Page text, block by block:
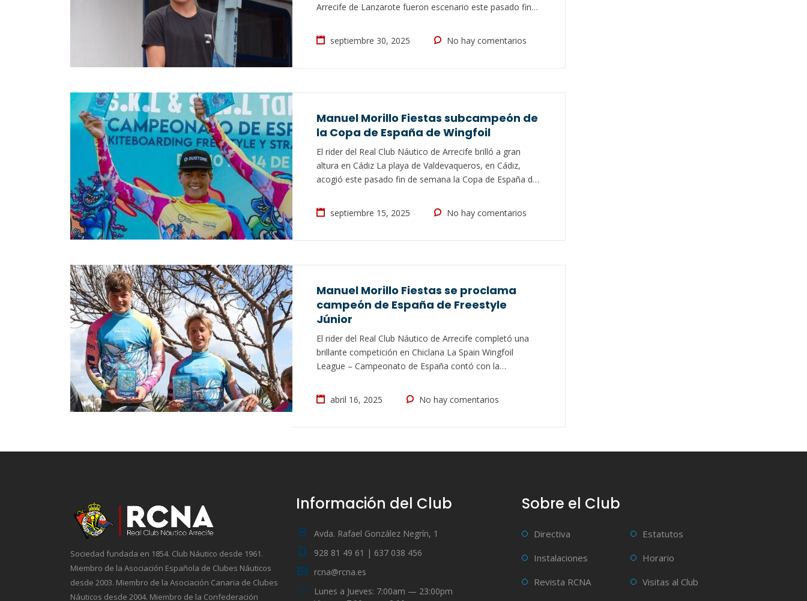
Arrecife de Lanzarote fueron escenario este pasado fin
2025 para la Clase Internacional Wingfoil, una cita que
reunió a 27 regatistas y que vuelve a consolidarse…
septiembre 30, 2025 No hay comentarios
Manuel Morillo Fiestas subcampeón de
la Copa de España de Wingfoil
El rider del Real Club Náutico de Arrecife brilló a gran
altura en Cádiz La playa de Valdevaqueros, en Cádiz,
acogió este pasado fin de semana la Copa de España de
Real Club Náutico de Arrecife con la participación de
Manuel Morillo Fiestas. El lanzaroteño volvió a…
septiembre 15, 2025 No hay comentarios
Manuel Morillo Fiestas se proclama
campeón de España de Freestyle
Júnior
El rider del Real Club Náutico de Arrecife completó una
brillante competición en Chiclana La Spain Wingfoil
League – Campeonato de España contó con la
Fiestas, cuajando una gran actuación a lo largo de los
cuatro días de competición, a pesar de las complicadas
abril 16, 2025 No hay comentarios
Sociedad fundada en 1854. Club Náutico desde 1961.
Miembro de la Asociación Española de Clubes Náuticos
desde 2003. Miembro de la Asociación Canaria de Clubes
Náuticos desde 2004. Miembro de la Confederación
Información del Club
Avda. Rafael González Negrín, 1
928 81 49 61 | 637 038 456
rcna@rcna.es
Lunes a Jueves: 7:00am — 23:00pm
Sobre el Club
Directiva
Estatutos
Instalaciones
Horario
Revista RCNA
Visitas al Club